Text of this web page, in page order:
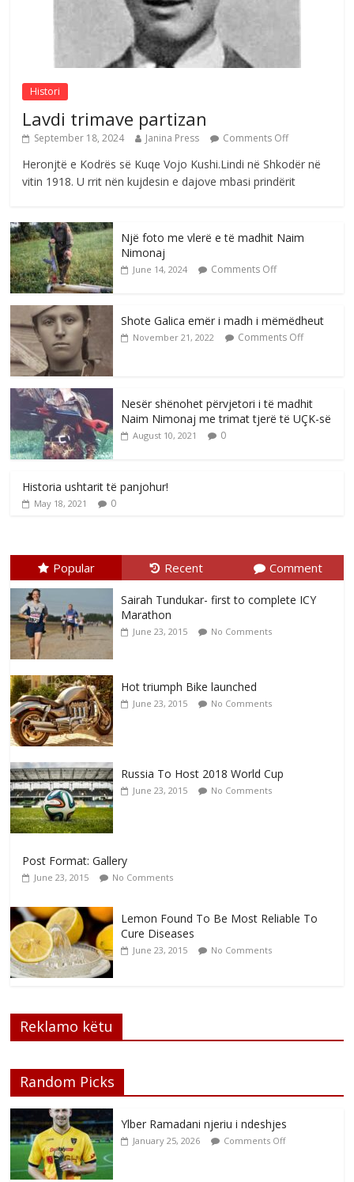
Postim me vlera nga artistja e mirëfilltë
Mimoza Gjoni
August 6, 2026 Comments Off
Histori
Lavdi trimave partizan
September 18, 2024 Janina Press Comments Off
Heronjtë e Kodrës së Kuqe Vojo Kushi.Lindi në Shkodër në
vitin 1918. U rrit nën kujdesin e dajove mbasi prindërit
Një foto me vlerë e të madhit Naim
Nimonaj
June 14, 2024 Comments Off
Shote Galica emër i madh i mëmëdheut
November 21, 2022 Comments Off
Nesër shënohet përvjetori i të madhit
Naim Nimonaj me trimat tjerë të UÇK-së
August 10, 2021 0
Historia ushtarit të panjohur!
May 18, 2021 0
Popular Recent Comment
Sairah Tundukar- first to complete ICY
Marathon
June 23, 2015 No Comments
Hot triumph Bike launched
June 23, 2015 No Comments
Russia To Host 2018 World Cup
June 23, 2015 No Comments
Post Format: Gallery
June 23, 2015 No Comments
Lemon Found To Be Most Reliable To
Cure Diseases
June 23, 2015 No Comments
Reklamo këtu
Random Picks
Ylber Ramadani njeriu i ndeshjes
January 25, 2026 Comments Off